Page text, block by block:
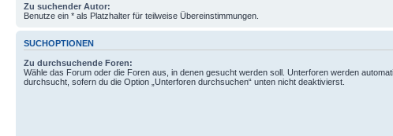
Zu suchender Autor:
Benutze ein * als Platzhalter für teilweise Übereinstimmungen.
SUCHOPTIONEN
Zu durchsuchende Foren:
Wähle das Forum oder die Foren aus, in denen gesucht werden soll. Unterforen werden
durchsucht, sofern du die Option „Unterforen durchsuchen“ unten nicht deaktivierst.